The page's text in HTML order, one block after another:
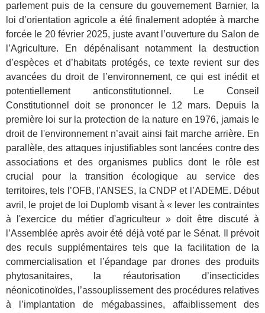
parlement puis de la censure du gouvernement Barnier, la
loi d’orientation agricole a été finalement adoptée à marche
forcée le 20 février 2025, juste avant l’ouverture du Salon de
l’Agriculture. En dépénalisant notamment la destruction
d’espèces et d’habitats protégés, ce texte revient sur des
avancées du droit de l’environnement, ce qui est inédit et
potentiellement anticonstitutionnel. Le Conseil
Constitutionnel doit se prononcer le 12 mars. Depuis la
première loi sur la protection de la nature en 1976, jamais le
droit de l'environnement n’avait ainsi fait marche arrière. En
parallèle, des attaques injustifiables sont lancées contre des
associations et des organismes publics dont le rôle est
crucial pour la transition écologique au service des
territoires, tels l’OFB, l'ANSES, la CNDP et l’ADEME. Début
avril, le projet de loi Duplomb visant à « lever les contraintes
à l'exercice du métier d'agriculteur » doit être discuté à
l’Assemblée après avoir été déjà voté par le Sénat. Il prévoit
des reculs supplémentaires tels que la facilitation de la
commercialisation et l’épandage par drones des produits
phytosanitaires, la réautorisation d’insecticides
néonicotinoïdes, l’assouplissement des procédures relatives
à l’implantation de mégabassines, affaiblissement des